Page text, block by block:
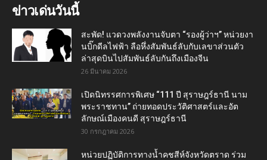
ข่าวเด่นวันนี้
สะพัด! แวดวงพลังงานจับตา “รองผู้ว่าฯ” หน่วยงา
นบิ๊กดีลไฟฟ้า ลือหึ่งสัมพันธ์ลับกับเลขาส่วนตัว
ล่าสุดบินไปสัมพันธ์ลับกันถึงเมืองจีน
26 มีนาคม 2026
เปิดนิทรรศการพิเศษ “111 ปี สุราษฎร์ธานี นาม
พระราชทาน” ถ่ายทอดประวัติศาสตร์และอัต
ลักษณ์เมืองคนดี สุราษฎร์ธานี
30 กรกฎาคม 2026
หน่วยปฏิบัติการทางน้ำคชสีห์จังหวัดตราด ร่วม